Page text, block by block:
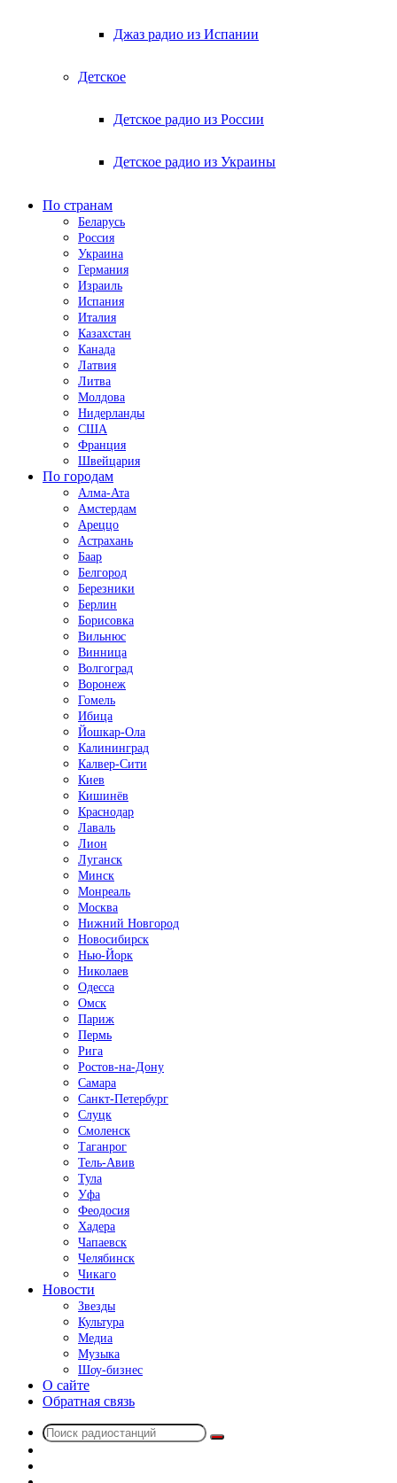
Джаз радио из Испании
Детское
Детское радио из России
Детское радио из Украины
По странам
Беларусь
Россия
Украина
Германия
Израиль
Испания
Италия
Казахстан
Канада
Латвия
Литва
Молдова
Нидерланды
США
Франция
Швейцария
По городам
Алма-Ата
Амстердам
Ареццо
Астрахань
Баар
Белгород
Березники
Берлин
Борисовка
Вильнюс
Винница
Волгоград
Воронеж
Гомель
Ибица
Йошкар-Ола
Калининград
Калвер-Сити
Киев
Кишинёв
Краснодар
Лаваль
Лион
Луганск
Минск
Монреаль
Москва
Нижний Новгород
Новосибирск
Нью-Йорк
Николаев
Одесса
Омск
Париж
Пермь
Рига
Ростов-на-Дону
Самара
Санкт-Петербург
Слуцк
Смоленск
Таганрог
Тель-Авив
Тула
Уфа
Феодосия
Хадера
Чапаевск
Челябинск
Чикаго
Новости
Звезды
Культура
Медиа
Музыка
Шоу-бизнес
О сайте
Обратная связь
Поиск